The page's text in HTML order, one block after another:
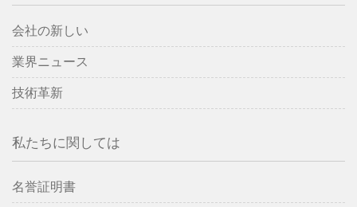
会社の新しい
業界ニュース
技術革新
私たちに関しては
名誉証明書